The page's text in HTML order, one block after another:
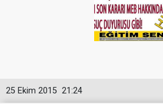
21:24
25 Ekim 2015